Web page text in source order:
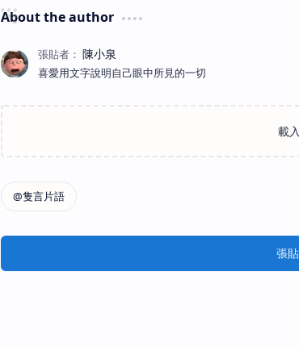
About the author
喜愛用文字說明自己眼中所見的一切
張